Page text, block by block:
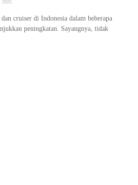
2025
cruiser di Indonesia dalam beberapa
peningkatan. Sayangnya, tidak